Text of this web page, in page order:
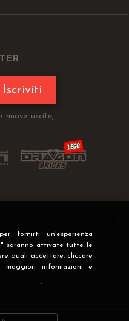
fornirti un'esperienza
saranno attivate tutte le
quali accettare, cliccare
maggiori informazioni è
.
Iscriviti
nuove uscite,